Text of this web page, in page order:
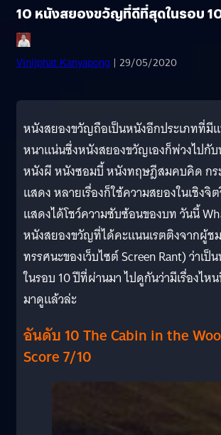
10 หนังสยองขวัญที่ดีที่สุดในรอบ
Vinijphat Kanyapong | 29/05/2020
หนังสยองขวัญถือเป็นหนังอีกประเภทที่
หนาแน่นซึ่งหนังสยองขวัญเองก็พ่วงไปกั
หนังผี หนังซอมบี้ หนังทฤษฎีสมคบคิด กร
แสดง หลายเรื่องก็ใช้ความสยองในเชิงจิ
แสดงได้โชว์ความซับซ้อนของบท วันนี้
หนังสยองขวัญที่ได้คะแนนเรตติงจากผู้ช
ทรรศนะของเว็บไซต์ Screen Rant) ว่า
ในรอบ 10 ปีที่ผ่านมา ไปดูกันว่ามีเรื่องไห
มาดูแล้วล่ะ
อันดับ 10 The Cabin in the
Score 7/10